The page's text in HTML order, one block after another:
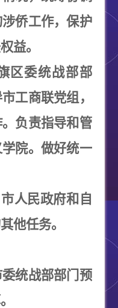
侨工作，保护
益。
区委统战部部
工商联党组，
负责指导和管
院。做好统一
人民政府和自
他任务。
统战部部门预